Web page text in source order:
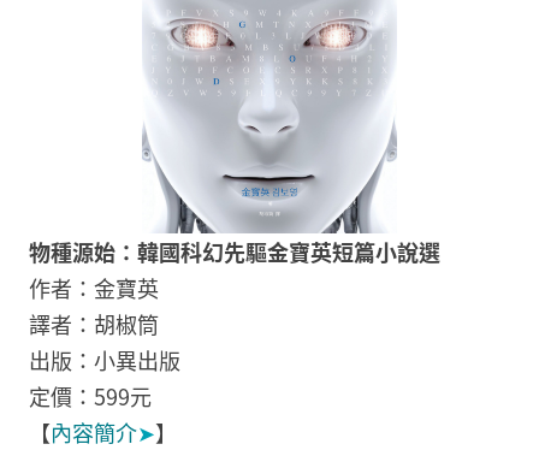
物種源始：韓國科幻先驅金寶英短篇小說選
作者：金寶英
譯者：胡椒筒
出版：小異出版
定價：599元
【內容簡介➤】